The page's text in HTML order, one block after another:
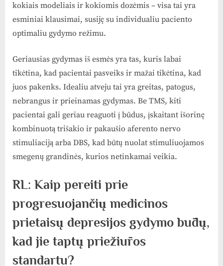
kokiais modeliais ir kokiomis dozėmis – visa tai yra
esminiai klausimai, susiję su individualiu paciento
optimaliu gydymo režimu.
Geriausias gydymas iš esmės yra tas, kuris labai
tikėtina, kad pacientai pasveiks ir mažai tikėtina, kad
juos pakenks. Idealiu atveju tai yra greitas, patogus,
nebrangus ir prieinamas gydymas. Be TMS, kiti
pacientai gali geriau reaguoti į būdus, įskaitant išorinę
kombinuotą trišakio ir pakaušio aferento nervo
stimuliaciją arba DBS, kad būtų nuolat stimuliuojamos
smegenų grandinės, kurios netinkamai veikia.
RL: Kaip pereiti prie
progresuojančių medicinos
prietaisų depresijos gydymo būdų,
kad jie taptų priežiūros
standartu?